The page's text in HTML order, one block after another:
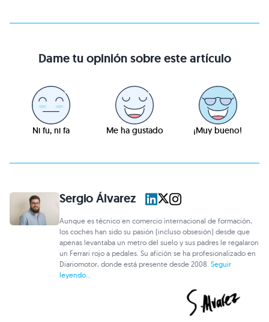
Dame tu opinión sobre este artículo
Ni fu, ni fa Me ha gustado ¡Muy bueno!
Sergio Álvarez
Aunque es técnico en comercio internacional de formación,
los coches han sido su pasión (incluso obsesión) desde que
apenas levantaba un metro del suelo y sus padres le regalaron
un Ferrari rojo a pedales. Su afición se ha profesionalizado en
Diariomotor, donde está presente desde 2008.Seguir
leyendo...